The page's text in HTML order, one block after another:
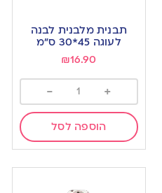
תבנית מלבנית לבנה
לעוגה 45*30 ס”מ
₪16.90
+
-
הוספה לסל